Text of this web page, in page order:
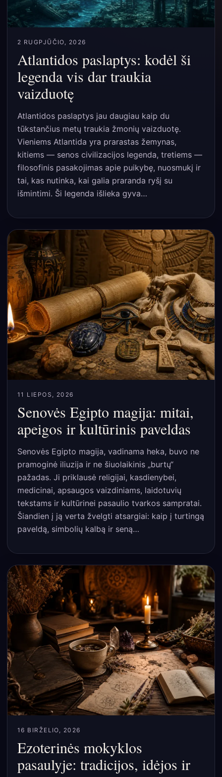
2 RUGPJŪČIO, 2026
Atlantidos paslaptys: kodėl ši
legenda vis dar traukia
vaizduotę
Atlantidos paslaptys jau daugiau kaip du
tūkstančius metų traukia žmonių vaizduotę.
Vieniems Atlantida yra prarastas žemynas,
kitiems — senos civilizacijos legenda, tretiems —
filosofinis pasakojimas apie puikybę, nuosmukį ir
tai, kas nutinka, kai galia praranda ryšį su
išmintimi. Ši legenda išlieka gyva…
11 LIEPOS, 2026
Senovės Egipto magija: mitai,
apeigos ir kultūrinis paveldas
Senovės Egipto magija, vadinama heka, buvo ne
pramoginė iliuzija ir ne šiuolaikinis „burtų“
pažadas. Ji priklausė religijai, kasdienybei,
medicinai, apsaugos vaizdiniams, laidotuvių
tekstams ir kultūrinei pasaulio tvarkos sampratai.
Šiandien į ją verta žvelgti atsargiai: kaip į turtingą
paveldą, simbolių kalbą ir seną…
16 BIRŽELIO, 2026
Ezoterinės mokyklos
pasaulyje: tradicijos, idėjos ir